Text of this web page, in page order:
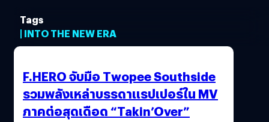
Tags
| INTO THE NEW ERA
F.HERO จับมือ Twopee Southside
รวมพลังเหล่าบรรดาแรปเปอร์ใน MV
ภาคต่อสุดเดือด “Takin’Over”